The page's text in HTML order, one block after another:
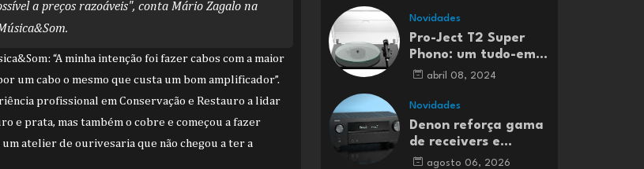
a preços razoáveis", conta Mário Zagalo na
“A minha intenção foi fazer cabos com a maior
um cabo o mesmo que custa um bom amplificador”.
profissional em Conservação e Restauro a lidar
e prata, mas também o cobre e começou a fazer
atelier de ourivesaria que não chegou a ter a
e em mais 50 países
Novidades
Pro-Ject T2 Super
Phono: um tudo-em-
um para entusiastas
abril 08, 2024
Novidades
Denon reforça gama
de receivers e
amplificadores AV
agosto 06, 2026